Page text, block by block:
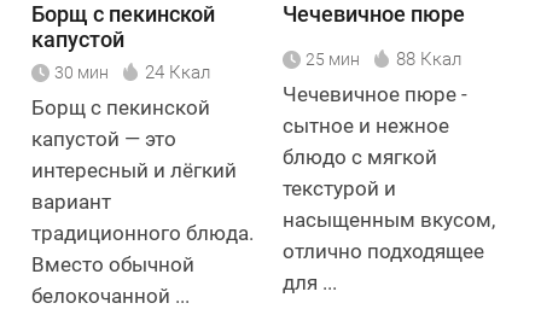
Борщ с пекинской
капустой
30 мин 24 Ккал
Борщ с пекинской
капустой — это
интересный и лёгкий
вариант
традиционного блюда.
Вместо обычной
белокочанной ...
Чечевичное пюре
25 мин 88 Ккал
Чечевичное пюре -
сытное и нежное
блюдо с мягкой
текстурой и
насыщенным вкусом,
отлично подходящее
для ...